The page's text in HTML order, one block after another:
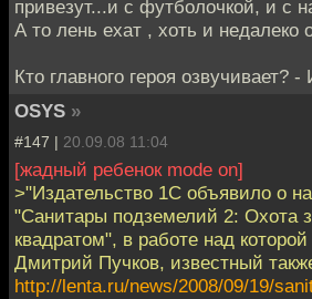
привезут...и с футболочкой, и с
А то лень ехат , хоть и недалеко
Кто главного героя озвучивает?
OSYS »
#147 | 20.09.08 11:04
[жадный ребенок mode on]
>"Издательство 1С объявило о
"Санитары подземелий 2: Охота
квадратом", в работе над
Дмитрий Пучков, известный
http://lenta.ru/news/2008/09/19/